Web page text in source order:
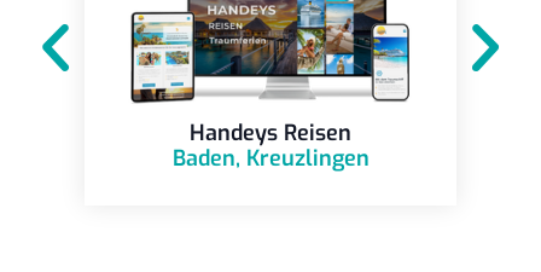
Handeys Reisen
Baden, Kreuzlingen